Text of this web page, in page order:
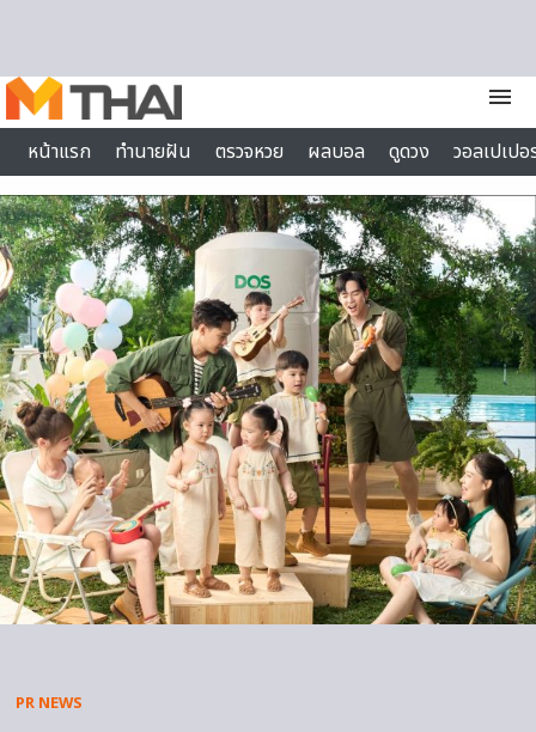
menu
หน้าแรก
ทำนายฝัน ตรวจหวย ผลบอล ดูดวง
วอลเปเป
ไลฟ์สไตล์
PR NEWS